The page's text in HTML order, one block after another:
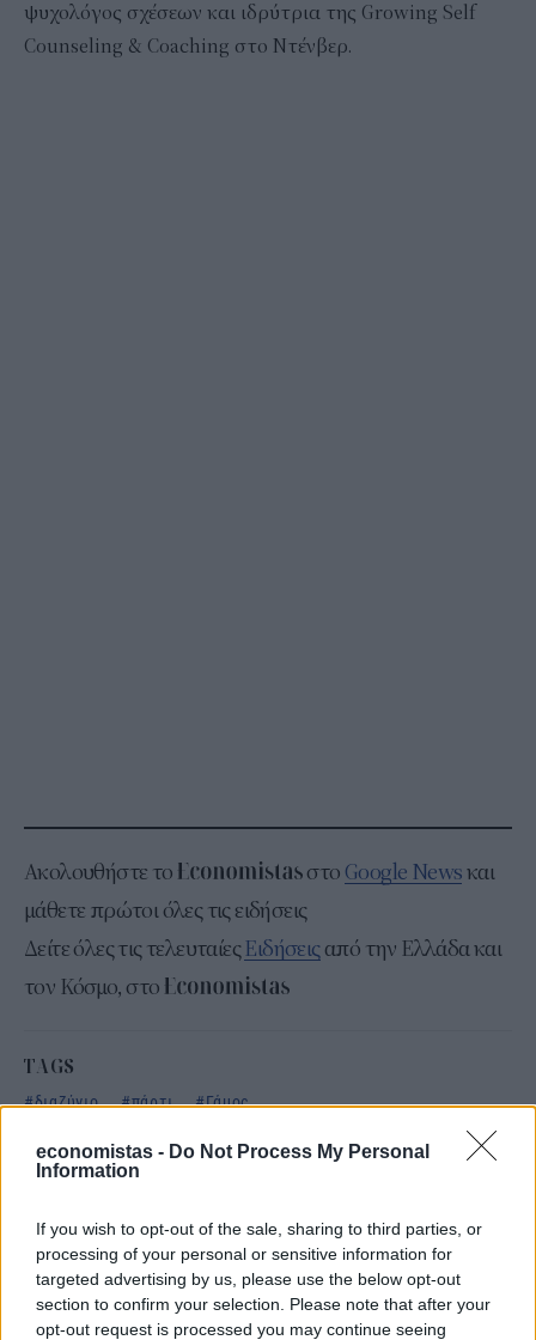
economistas - Do Not Process My Personal
Information
If you wish to opt-out of the sale, sharing to third parties, or
processing of your personal or sensitive information for
targeted advertising by us, please use the below opt-out
section to confirm your selection. Please note that after your
opt-out request is processed you may continue seeing
ψυχολόγος σχέσεων και ιδρύτρια της Growing Self
Counseling & Coaching στο Ντένβερ.
Ακολουθήστε το στο Google Newsκαι
μάθετε πρώτοι όλες τις ειδήσεις
Δείτε όλες τις τελευταίεςΕιδήσειςαπό την Ελλάδα και
τον Κόσμο, στο
TAGS
διαζύγιο
πάρτι Γάμος